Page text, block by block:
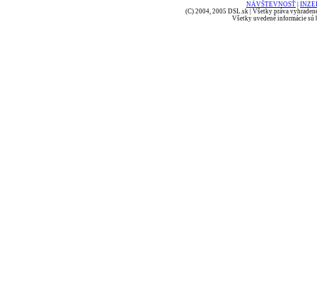
NÁVŠTEVNOSŤ
(C) 2004, 2005 DSL.sk | Všetky práva
Všetky uvedené informácie sú